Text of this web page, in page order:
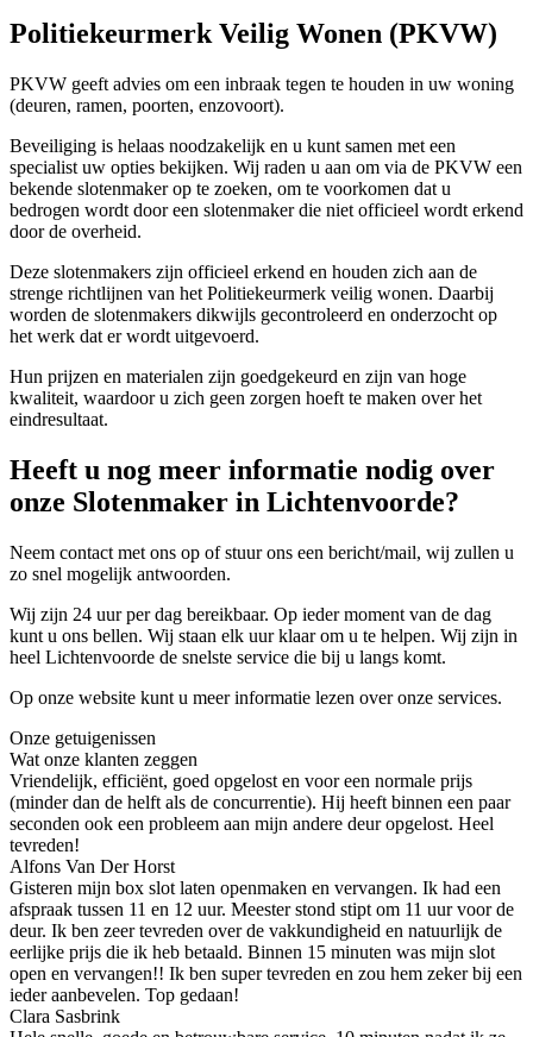
Politiekeurmerk Veilig Wonen (PKVW)
PKVW geeft advies om een inbraak tegen te houden in uw woning
(deuren, ramen, poorten, enzovoort).
Beveiliging is helaas noodzakelijk en u kunt samen met een
specialist uw opties bekijken. Wij raden u aan om via de PKVW een
bekende slotenmaker op te zoeken, om te voorkomen dat u
bedrogen wordt door een slotenmaker die niet officieel wordt erkend
door de overheid.
Deze slotenmakers zijn officieel erkend en houden zich aan de
strenge richtlijnen van het Politiekeurmerk veilig wonen. Daarbij
worden de slotenmakers dikwijls gecontroleerd en onderzocht op
het werk dat er wordt uitgevoerd.
Hun prijzen en materialen zijn goedgekeurd en zijn van hoge
kwaliteit, waardoor u zich geen zorgen hoeft te maken over het
eindresultaat.
Heeft u nog meer informatie nodig over
onze Slotenmaker in Lichtenvoorde?
Neem contact met ons op of stuur ons een bericht/mail, wij zullen u
zo snel mogelijk antwoorden.
Wij zijn 24 uur per dag bereikbaar. Op ieder moment van de dag
kunt u ons bellen. Wij staan elk uur klaar om u te helpen. Wij zijn in
heel Lichtenvoorde de snelste service die bij u langs komt.
Op onze website kunt u meer informatie lezen over onze services.
Onze getuigenissen
Wat onze klanten zeggen
Vriendelijk, efficiënt, goed opgelost en voor een normale prijs
(minder dan de helft als de concurrentie). Hij heeft binnen een paar
seconden ook een probleem aan mijn andere deur opgelost. Heel
tevreden!
Alfons Van Der Horst
Gisteren mijn box slot laten openmaken en vervangen. Ik had een
afspraak tussen 11 en 12 uur. Meester stond stipt om 11 uur voor de
deur. Ik ben zeer tevreden over de vakkundigheid en natuurlijk de
eerlijke prijs die ik heb betaald. Binnen 15 minuten was mijn slot
open en vervangen!! Ik ben super tevreden en zou hem zeker bij een
ieder aanbevelen. Top gedaan!
Clara Sasbrink